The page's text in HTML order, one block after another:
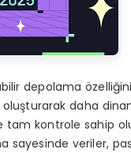
depolama özelliğini
daha
tam kontrole sahip
veriler,